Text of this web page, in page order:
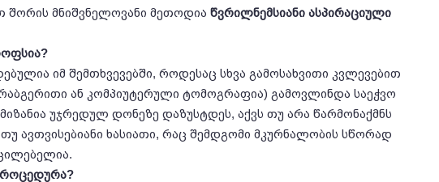
შორის მნიშვნელოვანი მეთოდია წვრილნემსიანი ასპირაციული
?
იმ შემთხვევებში, როდესაც სხვა გამოსახვითი კვლევებით
ან კომპიუტერული ტომოგრაფია) გამოვლინდა საეჭვო
მიზანია უჯრედულ დონეზე დაზუსტდეს, აქვს თუ არა წარმონაქმნს
ავთვისებიანი ხასიათი, რაც შემდგომი მკურნალობის სწორად
?